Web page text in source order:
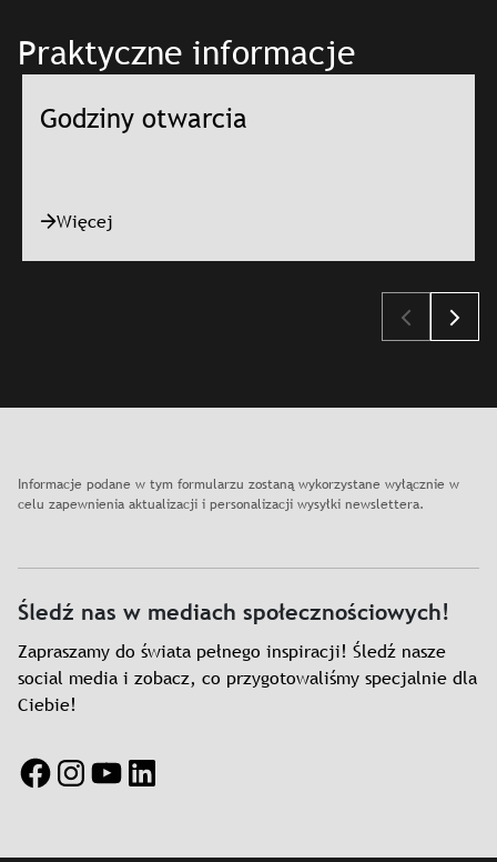
Praktyczne informacje
Godziny otwarcia
Więcej
Informacje podane w tym formularzu zostaną wykorzystane wyłącznie w
celu zapewnienia aktualizacji i personalizacji wysyłki newslettera.
Śledź nas w mediach społecznościowych!
Zapraszamy do świata pełnego inspiracji! Śledź nasze
social media i zobacz, co przygotowaliśmy specjalnie dla
Ciebie!
Facebook
Instagram
YouTube
LinkedIn